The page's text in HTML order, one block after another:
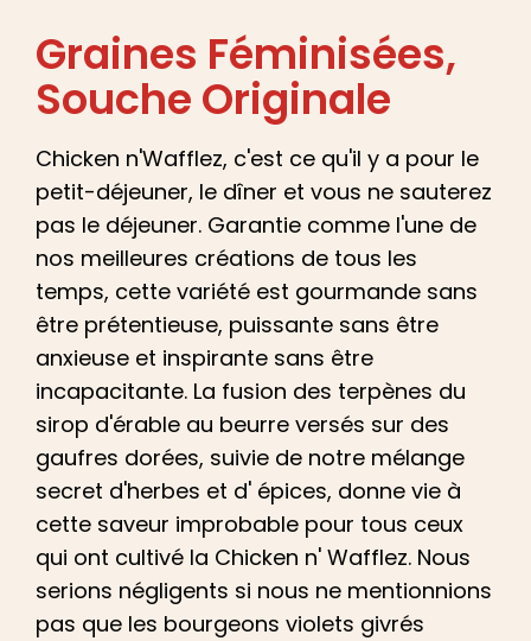
Graines Féminisées,
Souche Originale
Chicken n'Wafflez, c'est ce qu'il y a pour le
petit-déjeuner, le dîner et vous ne sauterez
pas le déjeuner. Garantie comme l'une de
nos meilleures créations de tous les
temps, cette variété est gourmande sans
être prétentieuse, puissante sans être
anxieuse et inspirante sans être
incapacitante. La fusion des terpènes du
sirop d'érable au beurre versés sur des
gaufres dorées, suivie de notre mélange
secret d'herbes et d'épices, donne vie à
cette saveur improbable pour tous ceux
qui ont cultivé la Chicken n' Wafflez. Nous
serions négligents si nous ne mentionnions
pas que les bourgeons violets givrés